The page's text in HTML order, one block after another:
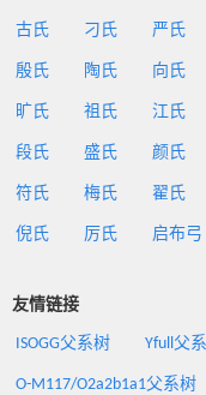
古氏 刁氏 严氏
殷氏 陶氏 向氏
旷氏 祖氏 江氏
段氏 盛氏 颜氏
符氏 梅氏 翟氏
倪氏 厉氏 启布弓
友情链接
ISOGG父系树 Yfull父
O-M117/O2a2b1a1父系树